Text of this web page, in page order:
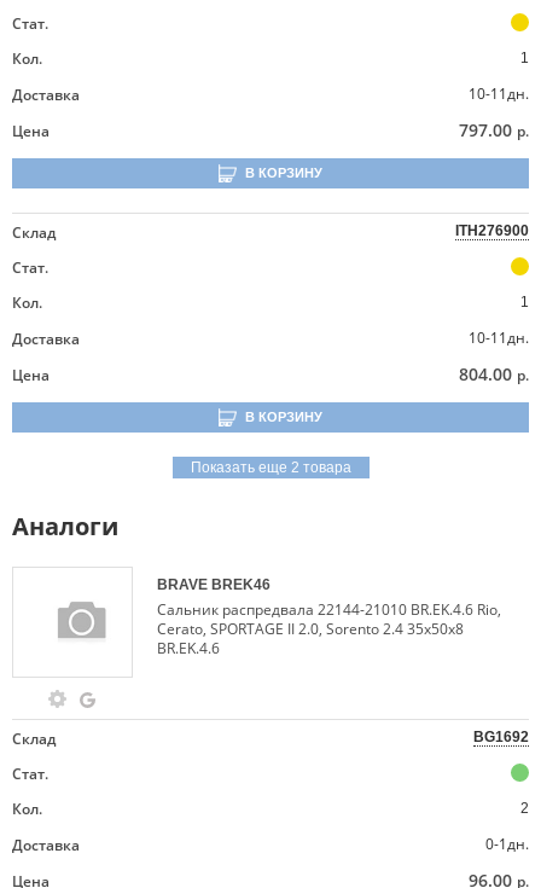
Стат.
Кол.
1
Доставка
10-11дн.
Цена
797.00 р.
В КОРЗИНУ
Склад ITH276900
Стат.
Кол.
1
Доставка
10-11дн.
Цена
804.00 р.
В КОРЗИНУ
Показать еще 2 товара
Аналоги
BRAVE BREK46
Сальник распредвала 22144-21010 BR.EK.4.6 Rio,
Cerato, SPORTAGE II 2.0, Sorento 2.4 35х50х8
BR.EK.4.6
Склад BG1692
Стат.
Кол.
2
Доставка
0-1дн.
Цена
96.00 р.